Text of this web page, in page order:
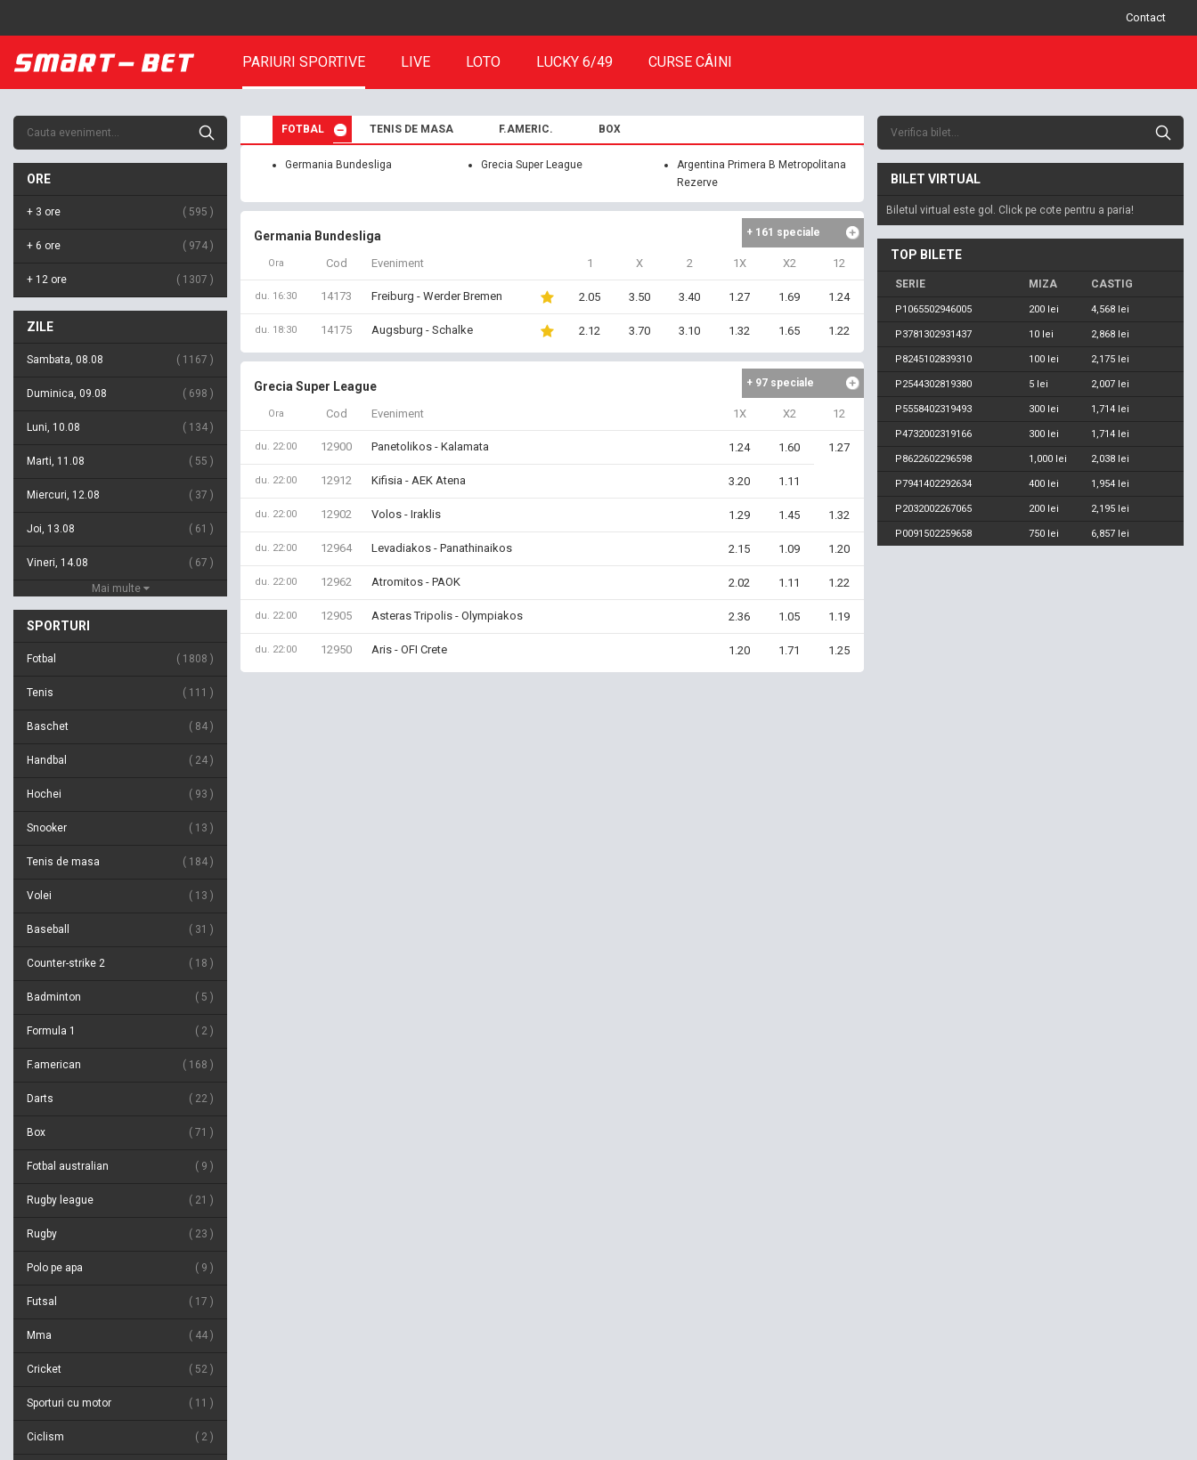
Contact
PARIURI SPORTIVE LIVE LOTO LUCKY 6/49 CURSE CÂINI
ORE
+ 3 ore 595
+ 6 ore 974
+ 12 ore 1307
ZILE
Sambata, 08.08 1167
Duminica, 09.08 698
Luni, 10.08 134
Marti, 11.08 55
Miercuri, 12.08 37
Joi, 13.08 61
Vineri, 14.08 67
Mai multe
SPORTURI
Fotbal 1808
Tenis 111
Baschet 84
Handbal 24
Hochei 93
Snooker 13
Tenis de masa 184
Volei 13
Baseball 31
Counter-strike 2 18
Badminton 5
Formula 1 2
F.american 168
Darts 22
Box 71
Fotbal australian 9
Rugby league 21
Rugby 23
Polo pe apa 9
Futsal 17
Mma 44
Cricket 52
Sporturi cu motor 11
Ciclism 2
FOTBAL TENIS DE MASA F.AMERIC. BOX
Germania Bundesliga Grecia Super League
Argentina Primera B Metropolitana
Rezerve
Germania Bundesliga + 161 speciale
Ora Cod Eveniment 1 X 2 1X X2 12
du. 16:30 14173 Freiburg - Werder Bremen 2.05 3.50 3.40 1.27 1.69 1.24
du. 18:30 14175 Augsburg - Schalke 2.12 3.70 3.10 1.32 1.65 1.22
Grecia Super League + 97 speciale
Ora Cod Eveniment 1X X2 12
du. 22:00 12900 Panetolikos - Kalamata 1.24 1.60 1.27
du. 22:00 12912 Kifisia - AEK Atena 3.20 1.11
du. 22:00 12902 Volos - Iraklis 1.29 1.45 1.32
du. 22:00 12964 Levadiakos - Panathinaikos 2.15 1.09 1.20
du. 22:00 12962 Atromitos - PAOK 2.02 1.11 1.22
du. 22:00 12905 Asteras Tripolis - Olympiakos 2.36 1.05 1.19
du. 22:00 12950 Aris - OFI Crete 1.20 1.71 1.25
BILET VIRTUAL
Biletul virtual este gol. Click pe cote pentru a paria!
TOP BILETE
SERIE MIZA CASTIG
P1065502946005 200 lei 4,568 lei
P3781302931437 10 lei 2,868 lei
P8245102839310 100 lei 2,175 lei
P2544302819380 5 lei 2,007 lei
P5558402319493 300 lei 1,714 lei
P4732002319166 300 lei 1,714 lei
P8622602296598 1,000 lei 2,038 lei
P7941402292634 400 lei 1,954 lei
P2032002267065 200 lei 2,195 lei
P0091502259658 750 lei 6,857 lei